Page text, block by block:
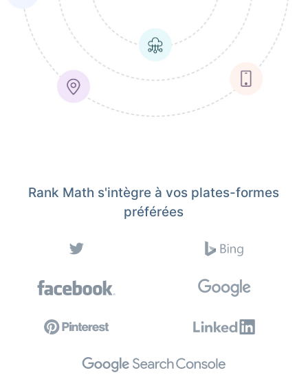
Rank Math s'intègre à vos plates-formes
préférées